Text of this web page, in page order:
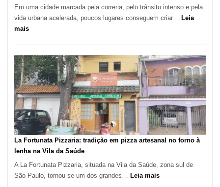
Em uma cidade marcada pela correria, pelo trânsito intenso e pela
vida urbana acelerada, poucos lugares conseguem criar… Leia
mais:
Manga
Se
Tornou
Um
dos
Restaurantes
Mais
Icônicos
La Fortunata Pizzaria: tradição em pizza artesanal no forno à
lenha na Vila da Saúde
A La Fortunata Pizzaria, situada na Vila da Saúde, zona sul de
São Paulo, tornou-se um dos grandes… Leia mais: